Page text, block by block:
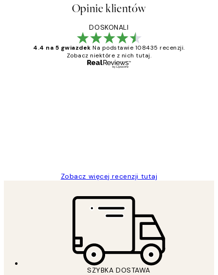
Opinie klientów
DOSKONALI
4.4 na 5 gwiazdek Na podstawie 108435 recenzji.
Zobacz niektóre z nich tutaj.
Zobacz więcej recenzji tutaj
SZYBKA DOSTAWA